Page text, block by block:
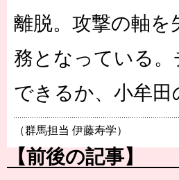
離脱。攻撃の軸
務となっている
できるか、小牟
（群馬担当 伊藤寿学）
【前後の記事】